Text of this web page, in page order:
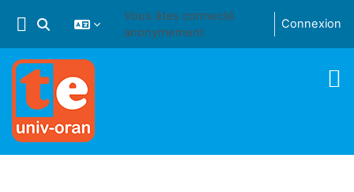
Activer/désactiver la saisie de recherche
Vous êtes connecté
anonymement
Connexion